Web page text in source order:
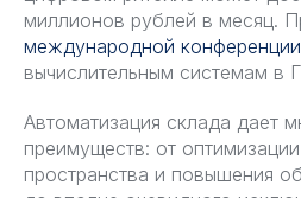
миллионов рублей в месяц.
международной конференции
вычислительным системам в
Автоматизация склада дает
преимуществ: от
пространства и повышения